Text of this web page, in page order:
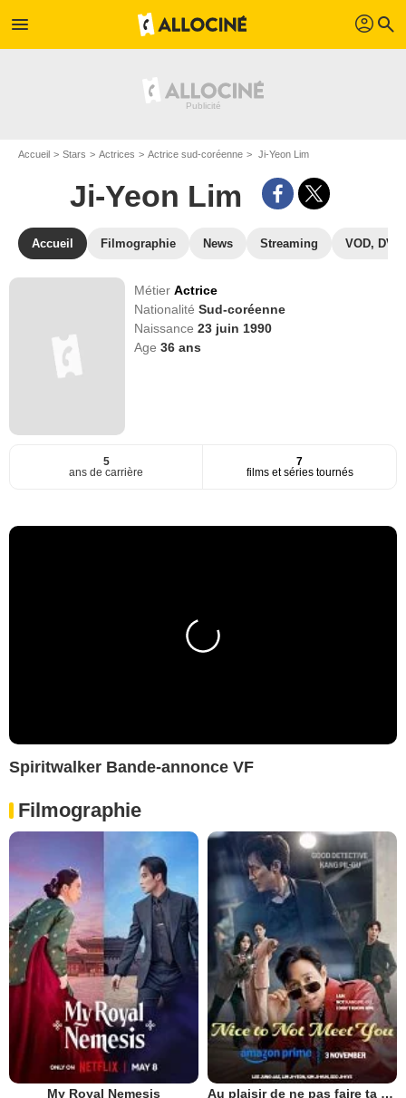
menu profil search
Accueil Stars Actrices Actrice sud-coréenne Ji-Yeon Lim
Ji-Yeon Lim
Accueil Filmographie News Streaming VOD, DVD
MétierActrice
NationalitéSud-coréenne
Naissance23 juin 1990
Age36 ans
5
ans de carrière
7
films et séries tournés
Spiritwalker Bande-annonce VF
Filmographie
My Royal Nemesis Au plaisir de ne pas faire ta connaissance